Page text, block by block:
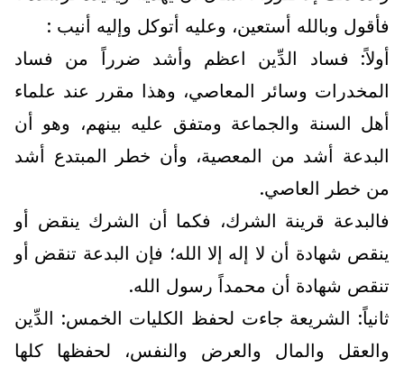
فأقول وبالله أستعين، وعليه أتوكل وإليه أنيب :
أولاً: فساد الدِّين اعظم وأشد ضرراً من فساد
المخدرات وسائر المعاصي، وهذا مقرر عند علماء
أهل السنة والجماعة ومتفق عليه بينهم، وهو أن
البدعة أشد من المعصية، وأن خطر المبتدع أشد
من خطر العاصي.
فالبدعة قرينة الشرك، فكما أن الشرك ينقض أو
ينقص شهادة أن لا إله إلا الله؛ فإن البدعة تنقض أو
تنقص شهادة أن محمداً رسول الله.
ثانياً: الشريعة جاءت لحفظ الكليات الخمس: الدِّين
والعقل والمال والعرض والنفس، لحفظها كلها